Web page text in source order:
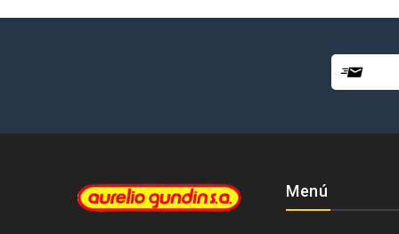
Menú